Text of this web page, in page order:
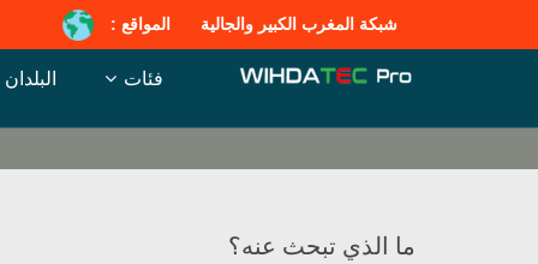
شبكة المغرب الكبير والجالية المواقع :
فئات البلدان
ما الذي تبحث عنه؟